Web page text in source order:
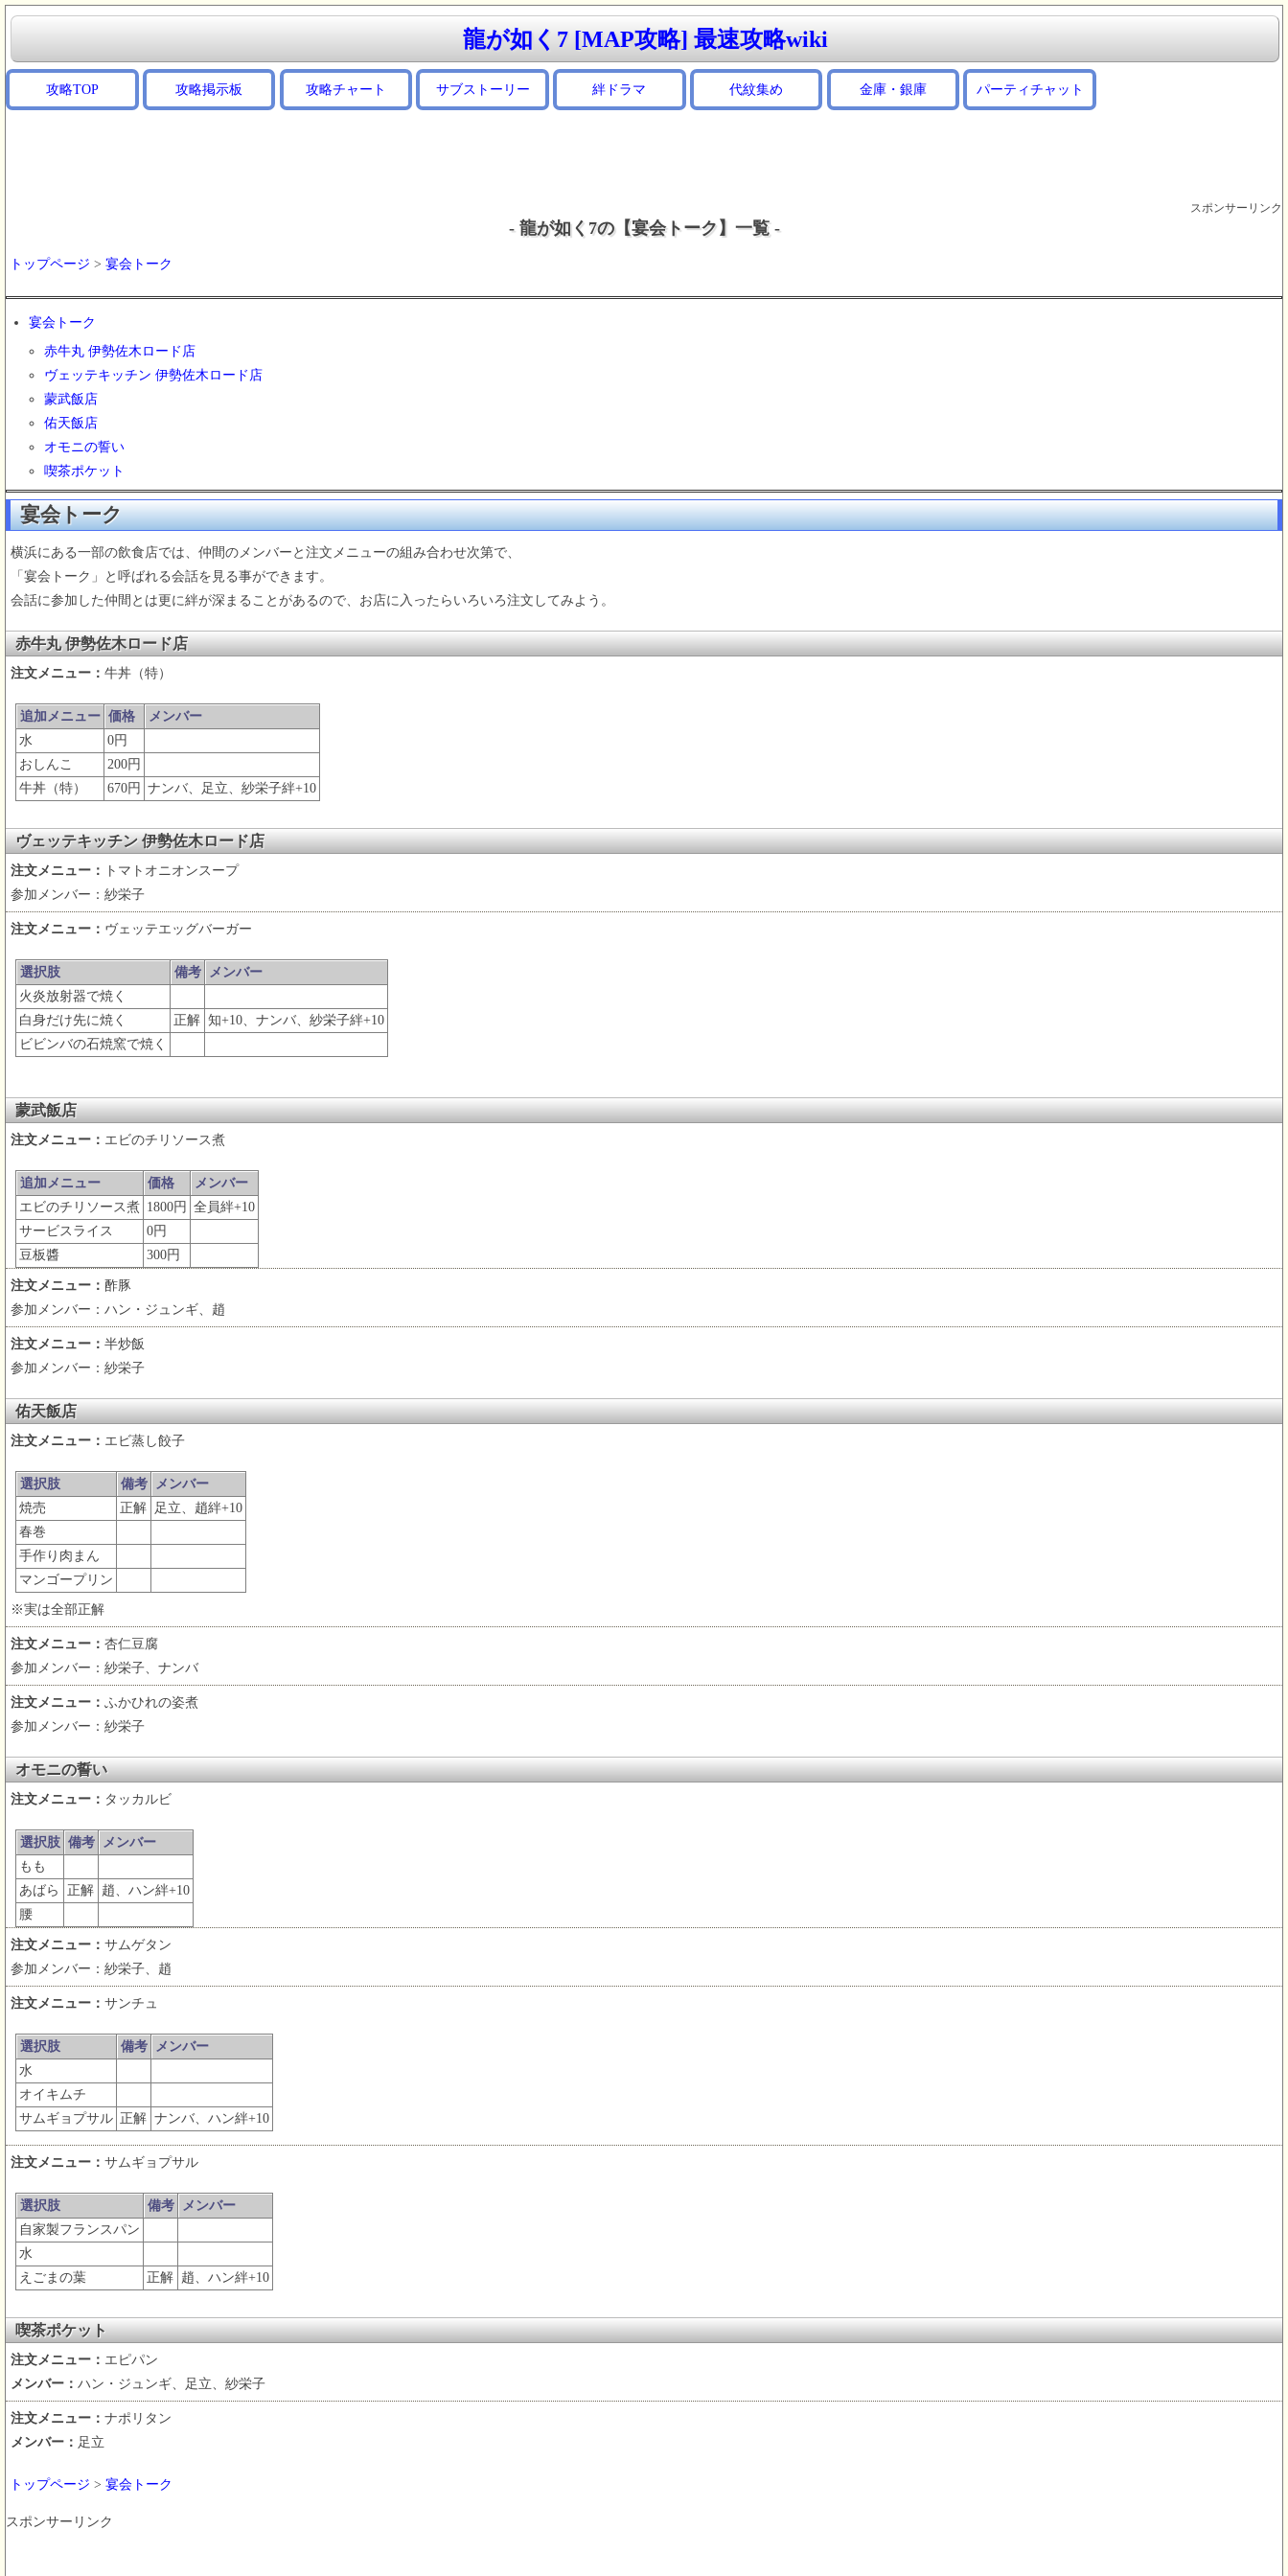
龍が如く7 [MAP攻略] 最速攻略wiki
攻略TOP 攻略掲示板 攻略チャート サブストーリー 絆ドラマ 代紋集め 金庫・銀庫 パーティチャット
スポンサーリンク
- 龍が如く7の【宴会トーク】一覧 -
トップページ > 宴会トーク
宴会トーク
赤牛丸 伊勢佐木ロード店
ヴェッテキッチン 伊勢佐木ロード店
蒙武飯店
佑天飯店
オモニの誓い
喫茶ポケット
宴会トーク
横浜にある一部の飲食店では、仲間のメンバーと注文メニューの組み合わせ次第で、
「宴会トーク」と呼ばれる会話を見る事ができます。
会話に参加した仲間とは更に絆が深まることがあるので、お店に入ったらいろいろ注文してみよう。
赤牛丸 伊勢佐木ロード店
注文メニュー： 牛丼（特）
追加メニュー 価格
メンバー
水
0円
おしんこ
200円
牛丼（特）
670円 ナンバ、足立、紗栄子絆+10
ヴェッテキッチン 伊勢佐木ロード店
注文メニュー：
トマトオニオンスープ
参加メンバー：紗栄子
注文メニュー： ヴェッテエッグバーガー
選択肢 備考
メンバー
火炎放射器で焼く
白身だけ先に焼く
正解 知+10、ナンバ、紗栄子絆+10
ビビンバの石焼窯で焼く
蒙武飯店
注文メニュー： エビのチリソース煮
追加メニュー 価格
メンバー
エビのチリソース煮 1800円 全員絆+10
サービスライス
0円
豆板醬
300円
注文メニュー： 酢豚
参加メンバー：ハン・ジュンギ、趙
注文メニュー： 半炒飯
参加メンバー：紗栄子
佑天飯店
注文メニュー： エビ蒸し餃子
選択肢 備考
メンバー
焼売
正解
足立、趙絆+10
春巻
手作り肉まん
マンゴープリン
※実は全部正解
注文メニュー： 杏仁豆腐
参加メンバー：紗栄子、ナンバ
注文メニュー： ふかひれの姿煮
参加メンバー：紗栄子
オモニの誓い
注文メニュー： タッカルビ
選択肢 備考
メンバー
もも
あばら
正解 趙、ハン絆+10
腰
注文メニュー： サムゲタン
参加メンバー：紗栄子、趙
注文メニュー： サンチュ
選択肢 備考
メンバー
水
オイキムチ
サムギョプサル 正解 ナンバ、ハン絆+10
注文メニュー： サムギョプサル
選択肢 備考
メンバー
自家製フランスパン
水
えごまの葉
正解 趙、ハン絆+10
喫茶ポケット
注文メニュー： エピパン
メンバー： ハン・ジュンギ、足立、紗栄子
注文メニュー： ナポリタン
メンバー： 足立
トップページ > 宴会トーク
スポンサーリンク